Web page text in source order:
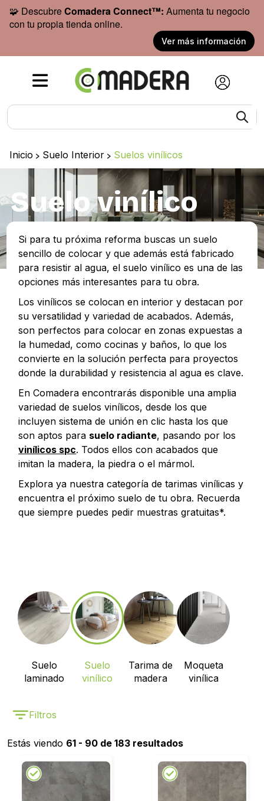
🧩 DescubreComadera Connect™: Aumenta tu negocio
con tu propia tienda online.
Ver más información
Inicio > Suelo Interior > Suelos vinílicos
Suelo vinílico
Si para tu próxima reforma buscas un suelo
sencillo de colocar y que además está fabricado
para resistir al agua, el suelo vinílico es una de las
opciones más interesantes para tu obra.
Los vinílicos se colocan en interior y destacan por
su versatilidad y variedad de acabados. Además,
son perfectos para colocar en zonas expuestas a
la humedad, como cocinas y baños, lo que los
convierte en la solución perfecta para proyectos
donde la durabilidad y resistencia al agua es clave.
En Comadera encontrarás disponible una amplia
variedad de suelos vinílicos, desde los que
incluyen sistema de unión en clic hasta los que
son aptos para suelo radiante, pasando por los
vinílicos spc. Todos ellos con acabados que
imitan la madera, la piedra o el mármol.
Explora ya nuestra categoría de tarimas vinílicas y
encuentra el próximo suelo de tu obra. Recuerda
que siempre puedes pedir muestras gratuitas*.
Suelo
laminado
Suelo
vinílico
Tarima de
madera
Moqueta
vinílica
Filtros
Estás viendo 61 - 90 de 183 resultados